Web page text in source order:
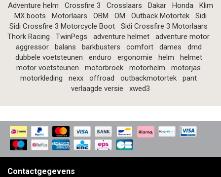
Adventure helm Crossfire 3 Crosslaars Dakar Honda
Klim
MX boots
Motorlaars OBM OM Outback Motortek
Sidi
Sidi Crossfire 3 Motorcycle Boot
Sidi Crossfire 3 Motorlaars
Thork Racing
TwinPegs adventure helmet
adventure motor
aggressor
balans barkbusters comfort dames
dmd
dubbele voetsteunen
enduro ergonomie helm
helmet
motor voetsteunen
motorbroek motorhelm
motorjas
motorkleding
nexx offroad outbackmotortek
pant
verlaagde versie
xwed3
Contactgegevens